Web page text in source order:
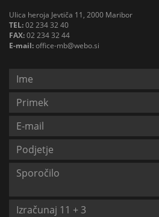
Ulica heroja Jevtiča 11, 2000 Maribor
TEL:02 234 32 40
FAX:02 234 32 44
E-mail:office-mb@webo.si